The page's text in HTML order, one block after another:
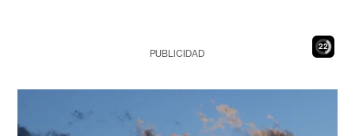
20
PUBLICIDAD